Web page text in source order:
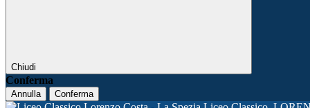
Chiudi
Conferma
Annulla Conferma